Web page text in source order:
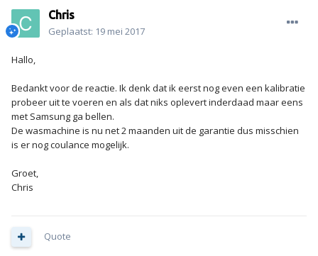
Chris
Geplaatst: 19 mei 2017
Hallo,
Bedankt voor de reactie. Ik denk dat ik eerst nog even een kalibratie
probeer uit te voeren en als dat niks oplevert inderdaad maar eens
met Samsung ga bellen.
De wasmachine is nu net 2 maanden uit de garantie dus misschien
is er nog coulance mogelijk.
Groet,
Chris
Quote